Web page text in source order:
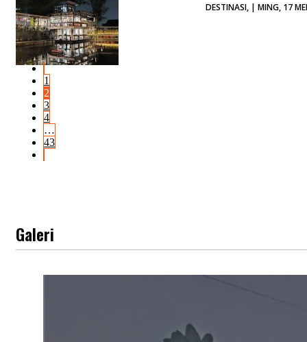
DESTINASI, | MING, 17
1
2
3
4
…
43
Galeri